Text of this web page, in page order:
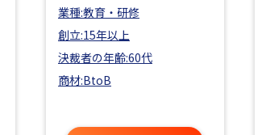
業種:教育・研修
創立:15年以上
決裁者の年齢:60代
商材:BtoB